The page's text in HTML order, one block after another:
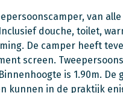
van
douche, toilet,
De camper heeft
screen.
is 1.90m. De
kunnen in de praktijk